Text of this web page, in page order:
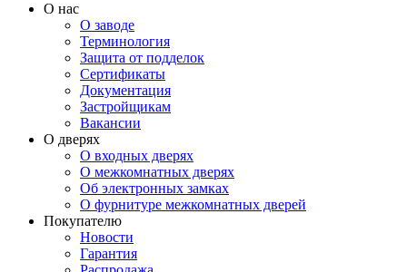
О нас
О заводе
Терминология
Защита от подделок
Сертификаты
Документация
Застройщикам
Вакансии
О дверях
О входных дверях
О межкомнатных дверях
Об электронных замках
О фурнитуре межкомнатных дверей
Покупателю
Новости
Гарантия